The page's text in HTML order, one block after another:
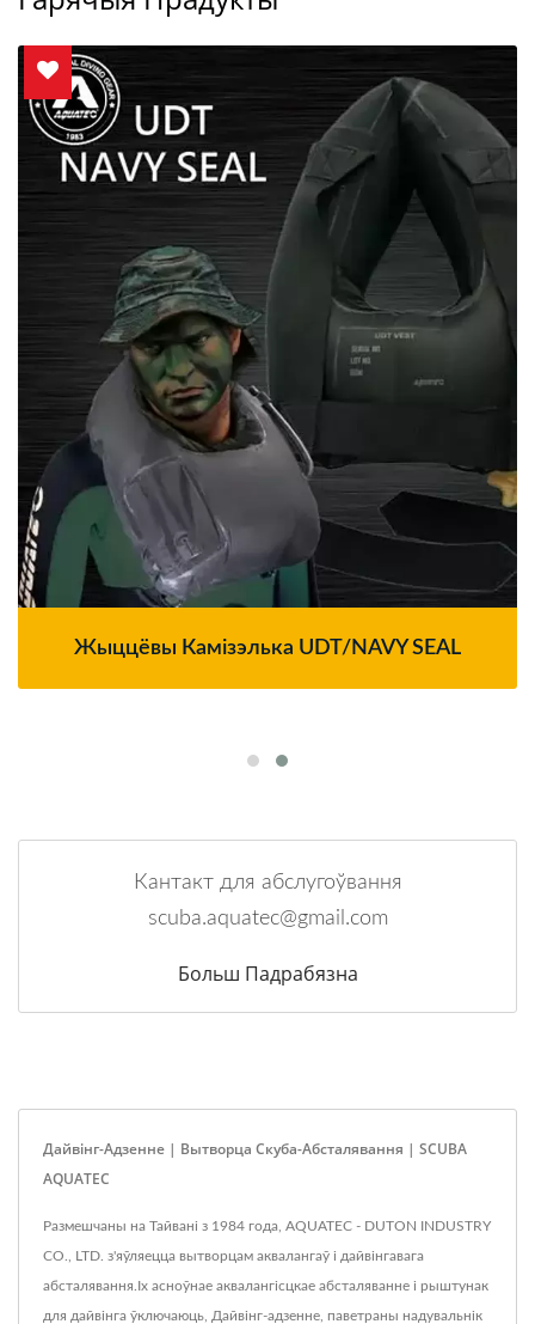
Жыццёвы Камізэлька UDT/NAVY SEAL
Кантакт для абслугоўвання
scuba.aquatec@gmail.com
Больш Падрабязна
Дайвінг-Адзенне | Вытворца Скуба-Абсталявання | SCUBA
AQUATEC
Размешчаны на Тайвані з 1984 года, AQUATEC - DUTON INDUSTRY
CO., LTD. з'яўляецца вытворцам аквалангаў і дайвінгавага
абсталявання.Іх асноўнае аквалангісцкае абсталяванне і рыштунак
для дайвінга ўключаюць, Дайвінг-адзенне, паветраны надувальнік